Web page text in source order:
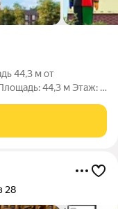
44,3 м от
44,3 м Этаж: 1
мин.) Аренда
28